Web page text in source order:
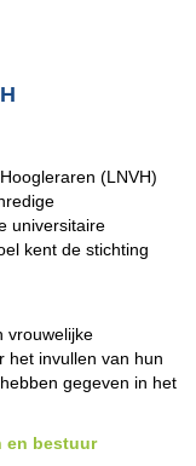
(LNVH)
universitaire
kent de stichting
vrouwelijke
het invullen van hun
gegeven in het
en bestuur